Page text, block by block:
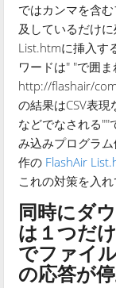
ではカンマを含
及しているだけに
List.htmに挿入す
ワードは" "で囲
http://flashair/
の結果はCSV表現
などでなされる""
み込みプログラ
作の FlashAir
これの対策を入れ
同時にダ
は１つだ
でファイ
の応答が停